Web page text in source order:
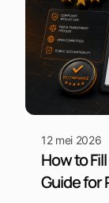
12 mei 2026
How to
Guide for